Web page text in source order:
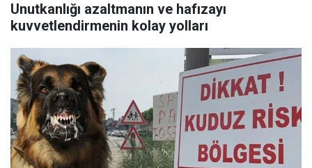
Unutkanlığı azaltmanın ve hafızayı
kuvvetlendirmenin kolay yolları